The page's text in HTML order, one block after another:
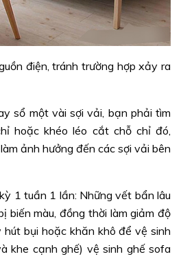
điện, tránh trường hợp xảy ra
sổ một vài sợi vải, bạn phải tìm
hoặc khéo léo cắt chỗ chỉ đó,
ảnh hưởng đến các sợi vải bên
1 tuần 1 lần: Những vết bẩn lâu
biến màu, đồng thời làm giảm độ
hút bụi hoặc khăn khô để vệ sinh
khe cạnh ghế) vệ sinh ghế sofa